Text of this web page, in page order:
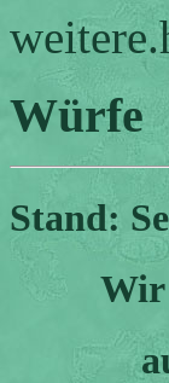
Würfe
Stand:
Wir